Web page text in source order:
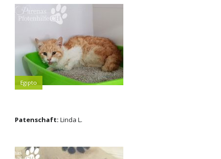
Egipto
Patenschaft: Linda L.